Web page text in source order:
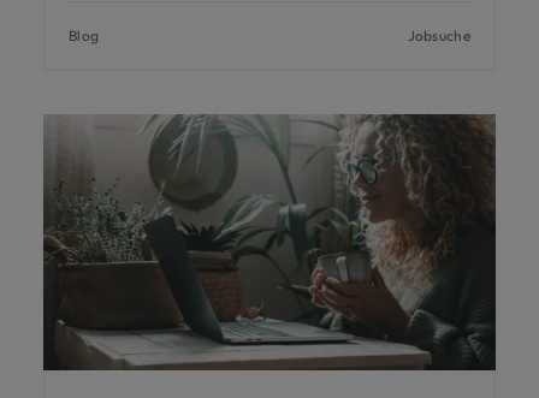
Blog Jobsuche